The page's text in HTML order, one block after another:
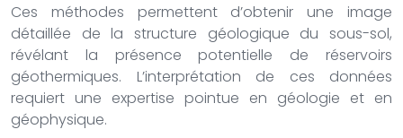
Ces méthodes permettent d’obtenir une image
détaillée de la structure géologique du sous-sol,
révélant la présence potentielle de réservoirs
géothermiques. L’interprétation de ces données
requiert une expertise pointue en géologie et en
géophysique.